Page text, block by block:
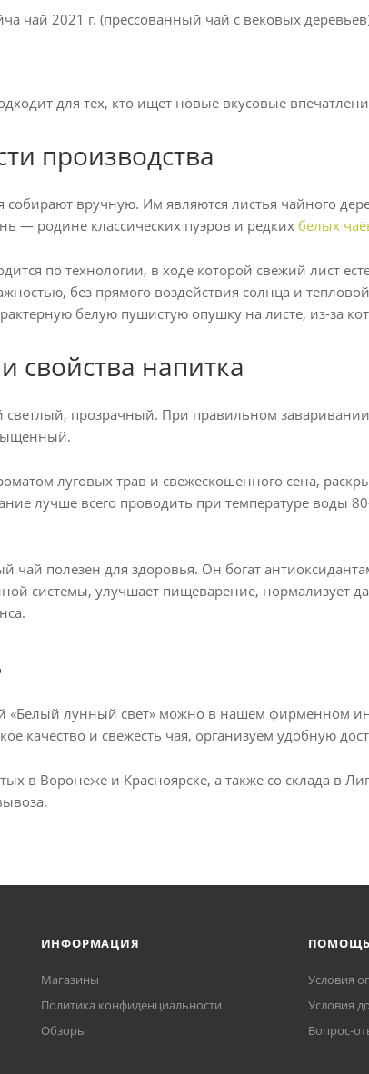
чай 2021 г. (прессованный чай с вековых
для тех, кто ищет новые вкусовые
производства
собирают вручную. Им являются листья чайного
— родине классических пуэров и редких белых
по технологии, в ходе которой свежий лист
без прямого воздействия солнца и
белую пушистую опушку на листе, из-за
свойства напитка
светлый, прозрачный. При правильном
луговых трав и свежескошенного сена,
лучше всего проводить при температуре воды
чай полезен для здоровья. Он богат
системы, улучшает пищеварение, нормализует
«Белый лунный свет» можно в нашем фирменном
качество и свежесть чая, организуем удобную
в Воронеже и Красноярске, а также со склада в
ИНФОРМАЦИЯ
Магазины
Политика конфиденциальности
Обзоры
ПОМОЩЬ
Условия
Условия
Вопрос-